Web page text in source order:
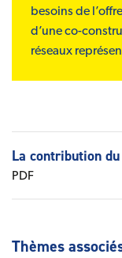
besoins de
d’une co-
réseaux
La contribution
PDF
Thèmes